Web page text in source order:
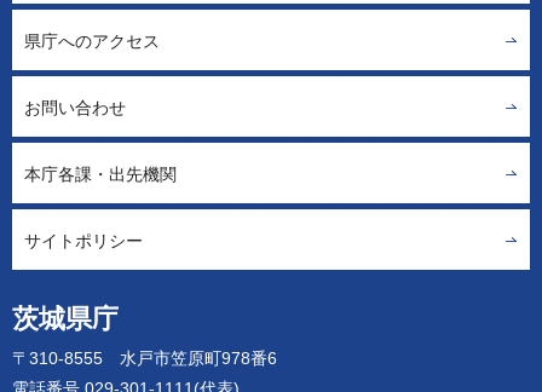
茨城県庁
〒310-8555 水戸市笠原町978番6
県庁へのアクセス
お問い合わせ
本庁各課・出先機関
サイトポリシー